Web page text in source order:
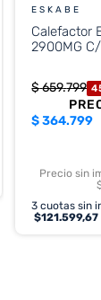
ESKABE
Calefactor
2900MG
$659.799
$364.799
Precio sin
3 cuotas sin
$121.599,67